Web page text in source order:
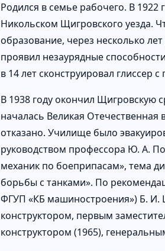
Родился в семье рабочего. В 1922
Никольском Щигровского уезда.
образование, через несколько
проявил незаурядные
в 14 лет сконструировал глиссер
В 1938 году окончил Щигровскую
началась Великая
отказано. Училище было
руководством профессора Ю. А.
механик по боеприпасам», тема
борьбы с танками». По
ФГУП «КБ машиностроения») Б. И.
конструктором, первым
конструктором (1965),